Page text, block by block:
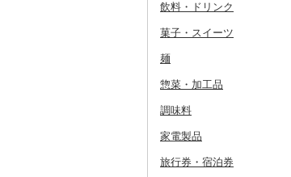
その他カニ
その他エビ
明太子
たらこ
その他魚卵
数の子
キャビア
その他魚卵
貝
鮑（アワビ）
牡蠣（カキ）
あさり
しじみ
鮮魚
鮭・サーモン
マグロ
イワシ
イカ・タコ
イカ
タコ
海苔・海藻
海苔
干物
金芽米
ゆめぴりか
コシヒカリ
はえぬき
さがびより
あきたこまち
パンピオーネ
デラウェア
その他ぶどう・マスカ
もも
メロン
梨
和梨
洋梨・ラフランス
マンゴー
みかん・柑橘
みかん
すいか
さつまいも
その他いも
フルーツトマト
ミニトマト
玉ねぎ
ねぎ
根菜
人参
大根
自然薯
アスパラガス
豆
きのこ
チーズ
ヨーグルト
バター
その他乳製品
ビール・発泡酒
ビール
地ビール・クラフトビ
日本酒
純米吟醸
大吟醸
吟醸
その他日本酒
芋焼酎
麦焼酎
米焼酎
黒糖焼酎
梅酒
泡盛
ワイン
白ワイン
ウイスキー
飲料・ドリンク
水・ミネラルウォーター
飲料
コーヒー豆
粉
ドリップ
茶
飲料
茶葉・ティーバッグ
静岡茶
果汁飲料
りんごジュース
みかんジュース（オレ
紅茶
飲料
その他飲料・ジュース
菓子・スイーツ
クッキー
焼き菓子
プリン
ゼリー
麺
ラーメン
うどん
そば
パスタ
惣菜・加工品
惣菜
餃子
シュウマイ
カレー・シチュー
カレー
鍋
調味料
砂糖
塩
家電製品
季節・空調家電
旅行券・宿泊券